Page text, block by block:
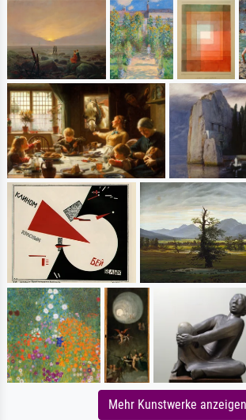
Mehr Kunstwerke anzeigen